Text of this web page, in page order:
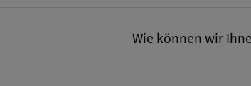
Wie können wir